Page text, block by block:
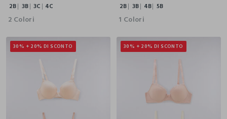
2B 3B 3C 4C
2 Colori
2B 3B 4B 5B
1 Colori
30% + 20% DI SCONTO 30% + 20% DI SCONTO